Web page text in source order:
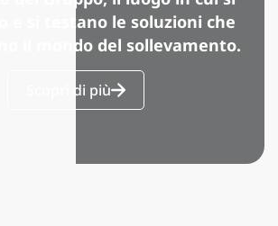
e si testano le soluzioni che
il mondo del sollevamento.
Scopri di più